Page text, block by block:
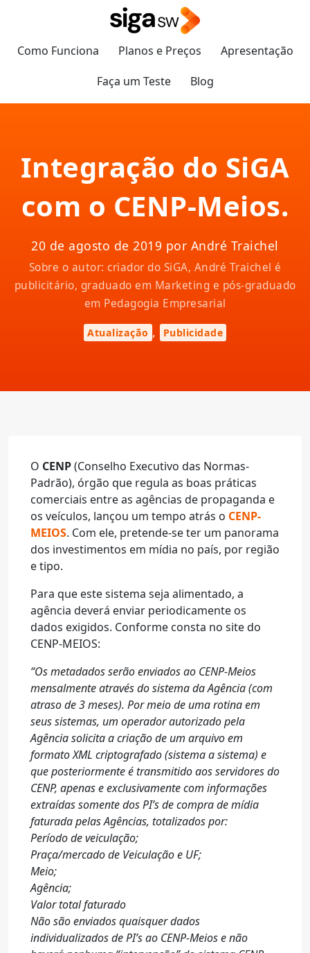
Como Funciona Planos e Preços
Apresentação
Faça um Teste
Blog
Integração do SiGA
com o CENP-Meios.
20 de agosto de 2019 por André Traichel
Sobre o autor: criador do SiGA, André Traichel é
publicitário, graduado em Marketing e pós-graduado
em Pedagogia Empresarial
Atualização , Publicidade
O CENP(Conselho Executivo das Normas-
Padrão), órgão que regula as boas práticas
comerciais entre as agências de propaganda e
os veículos, lançou um tempo atrás o CENP-
MEIOS. Com ele, pretende-se ter um panorama
dos investimentos em mídia no país, por região
e tipo.
Para que este sistema seja alimentado, a
agência deverá enviar periodicamente os
dados exigidos. Conforme consta no site do
CENP-MEIOS:
“Os metadados serão enviados ao CENP-Meios
mensalmente através do sistema da Agência (com
atraso de 3 meses). Por meio de uma rotina em
seus sistemas, um operador autorizado pela
Agência solicita a criação de um arquivo em
formato XML criptografado (sistema a sistema) e
que posteriormente é transmitido aos servidores do
CENP, apenas e exclusivamente com informações
extraídas somente dos PI’s de compra de mídia
faturada pelas Agências, totalizados por:
Período de veiculação;
Praça/mercado de Veiculação e UF;
Meio;
Agência;
Valor total faturado
Não são enviados quaisquer dados
individualizados de PI’s ao CENP-Meios e não